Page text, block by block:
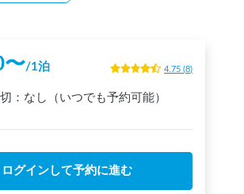
〜/1泊 4.75 (8)
： なし（いつでも予約可能）
ログインして予約に進む